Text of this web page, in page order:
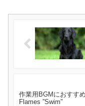
作業用BGMにおすす
Flames ”Swim”